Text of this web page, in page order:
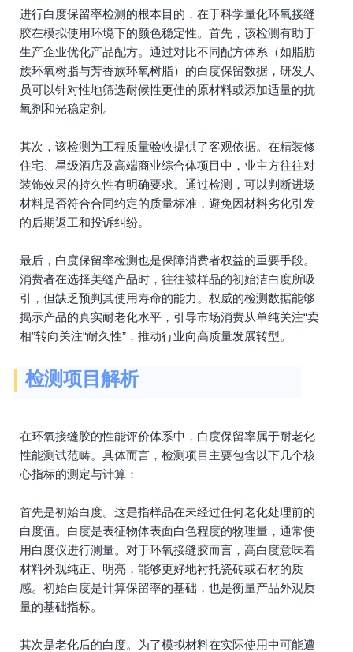
进行白度保留率检测的根本目的，在于科学量化环氧接缝
胶在模拟使用环境下的颜色稳定性。首先，该检测有助于
生产企业优化产品配方。通过对比不同配方体系（如脂肪
族环氧树脂与芳香族环氧树脂）的白度保留数据，研发人
员可以针对性地筛选耐候性更佳的原材料或添加适量的抗
氧剂和光稳定剂。
其次，该检测为工程质量验收提供了客观依据。在精装修
住宅、星级酒店及高端商业综合体项目中，业主方往往对
装饰效果的持久性有明确要求。通过检测，可以判断进场
材料是否符合合同约定的质量标准，避免因材料劣化引发
的后期返工和投诉纠纷。
最后，白度保留率检测也是保障消费者权益的重要手段。
消费者在选择美缝产品时，往往被样品的初始洁白度所吸
引，但缺乏预判其使用寿命的能力。权威的检测数据能够
揭示产品的真实耐老化水平，引导市场消费从单纯关注“卖
相”转向关注“耐久性”，推动行业向高质量发展转型。
检测项目解析
在环氧接缝胶的性能评价体系中，白度保留率属于耐老化
性能测试范畴。具体而言，检测项目主要包含以下几个核
心指标的测定与计算：
首先是初始白度。这是指样品在未经过任何老化处理前的
白度值。白度是表征物体表面白色程度的物理量，通常使
用白度仪进行测量。对于环氧接缝胶而言，高白度意味着
材料外观纯正、明亮，能够更好地衬托瓷砖或石材的质
感。初始白度是计算保留率的基础，也是衡量产品外观质
量的基础指标。
其次是老化后的白度。为了模拟材料在实际使用中可能遭